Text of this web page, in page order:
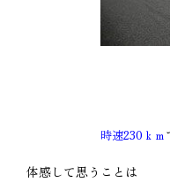
時速230ｋｍ
体感して思うことは